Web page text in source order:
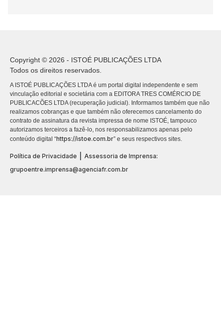
Copyright © 2026 - ISTOÉ PUBLICAÇÕES LTDA
Todos os direitos reservados.
A ISTOÉ PUBLICAÇÕES LTDA é um portal digital independente e sem
vinculação editorial e societária com a EDITORA TRES COMÉRCIO DE
PUBLICACÕES LTDA (recuperação judicial). Informamos também que não
realizamos cobranças e que também não oferecemos cancelamento do
contrato de assinatura da revista impressa de nome ISTOÉ, tampouco
autorizamos terceiros a fazê-lo, nos responsabilizamos apenas pelo
conteúdo digital “https://istoe.com.br” e seus respectivos sites.
Política de Privacidade
Assessoria de Imprensa:
grupoentre.imprensa@agenciafr.com.br